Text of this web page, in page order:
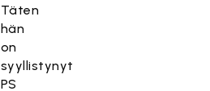
Täten
hän
on
syyllistynyt
PS